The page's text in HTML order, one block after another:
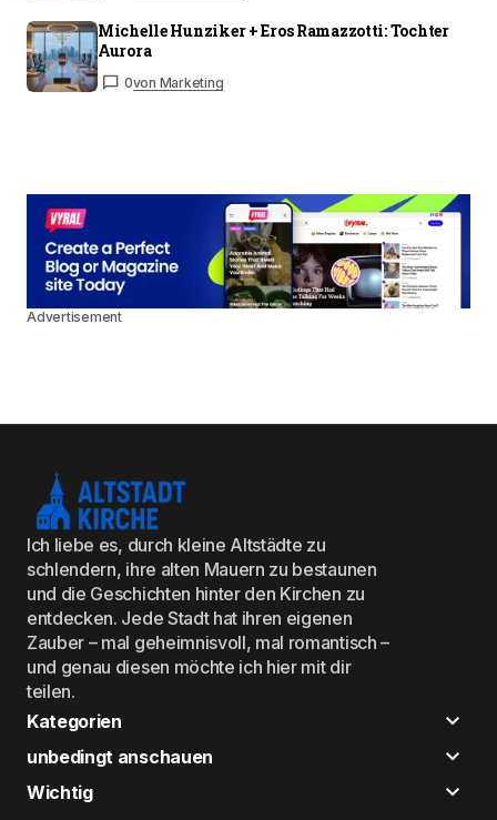
Michelle Hunziker + Eros Ramazzotti: Tochter
Aurora
0von Marketing
Advertisement
Ich liebe es, durch kleine Altstädte zu
schlendern, ihre alten Mauern zu bestaunen
und die Geschichten hinter den Kirchen zu
entdecken. Jede Stadt hat ihren eigenen
Zauber – mal geheimnisvoll, mal romantisch –
und genau diesen möchte ich hier mit dir
teilen.
Kategorien
unbedingt anschauen
Wichtig